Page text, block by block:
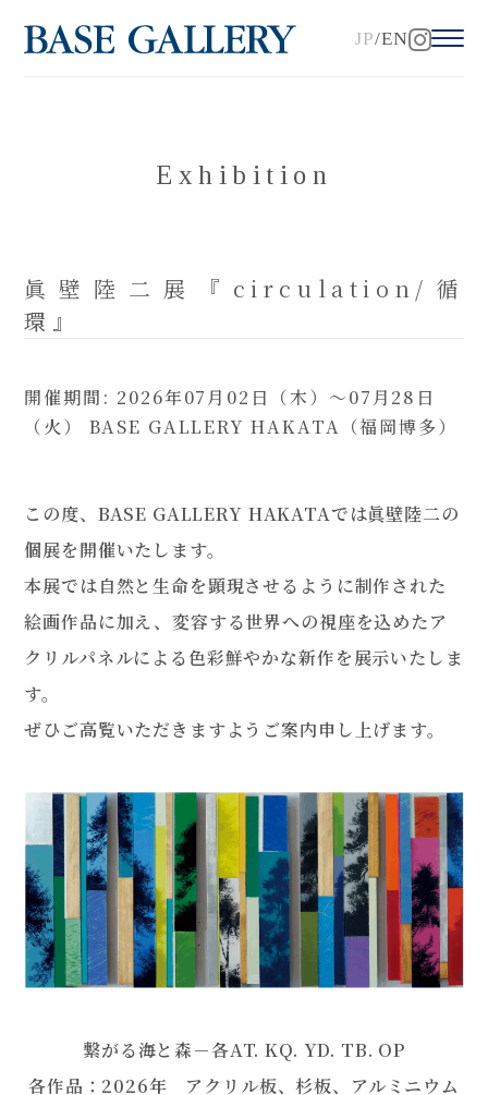
EN
JP
Exhibition
眞壁陸二展『circulation/循
環』
開催期間: 2026年07月02日（木）～07月28日
（火） BASE GALLERY HAKATA（福岡博多）
この度、BASE GALLERY HAKATAでは眞壁陸二の
個展を開催いたします。
本展では自然と生命を顕現させるように制作された
絵画作品に加え、変容する世界への視座を込めたア
クリルパネルによる色彩鮮やかな新作を展示いたしま
す。
ぜひご高覧いただきますようご案内申し上げます。
繋がる海と森－各AT. KQ. YD. TB. OP
各作品：2026年 アクリル板、杉板、アルミニウム